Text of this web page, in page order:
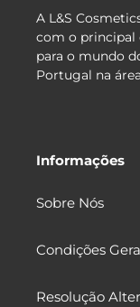
A L&S
com o principal
para o mundo
Portugal na
Informações
Sobre Nós
Condições
Resolução